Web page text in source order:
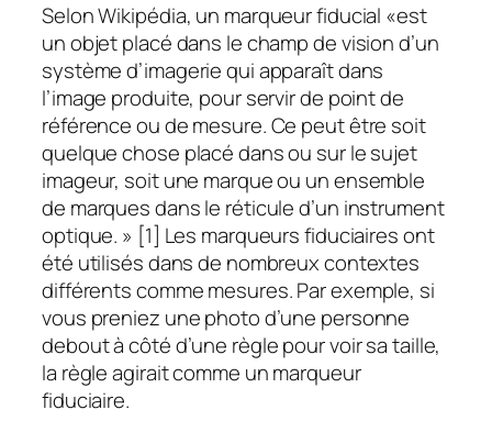
Selon Wikipédia, un marqueur fiducial «est
un objet placé dans le champ de vision d’un
système d’imagerie qui apparaît dans
l’image produite, pour servir de point de
référence ou de mesure. Ce peut être soit
quelque chose placé dans ou sur le sujet
imageur, soit une marque ou un ensemble
de marques dans le réticule d’un instrument
optique. » [1] Les marqueurs fiduciaires ont
été utilisés dans de nombreux contextes
différents comme mesures. Par exemple, si
vous preniez une photo d’une personne
debout à côté d’une règle pour voir sa taille,
la règle agirait comme un marqueur
fiduciaire.